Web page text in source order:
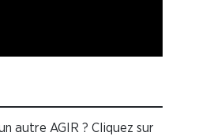
autre AGIR ? Cliquez sur